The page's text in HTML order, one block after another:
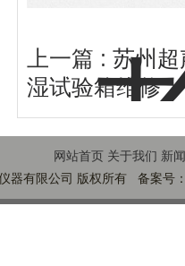
上一篇 : 苏州
湿试验箱维修
网站首页 关于我们 新
器有限公司 版权所有 备案号